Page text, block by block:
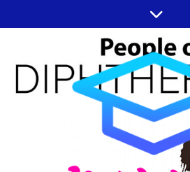
至